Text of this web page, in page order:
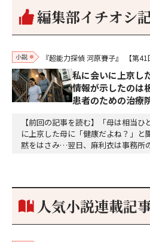
編集部イチオシ
小説 『超能力探偵 河原賽子』 【第41
私に会いに上京し
情報が示したのは
患者のための治療
【前回の記事を読む】「母は相当
に上京した母に「健康だよね？」と
黙をはさみ…翌日、麻利衣は事務所
個のサイコロが握られていた。「
人気小説連載記